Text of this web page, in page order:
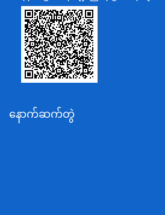
သာသနာရေးနှင့် ယဉ်ကျေးမှုဝန်ကြီးဌ
စိုက်ပျိုးရေး၊မွေးမြူရေးနှင့်ဆည်မြော
ပို့ဆောင်ရေးနှင့်ဆက်သွယ်ရေးဝန်ကြီး
သယံဇာတနှင့်ပတ်ဝန်းကျင်ထိန်းသိမ်းရ
အလုပ်သမား၊လူဝင်မှုကြီးကြပ်ရေးနှ
နောက်ဆက်တွဲ